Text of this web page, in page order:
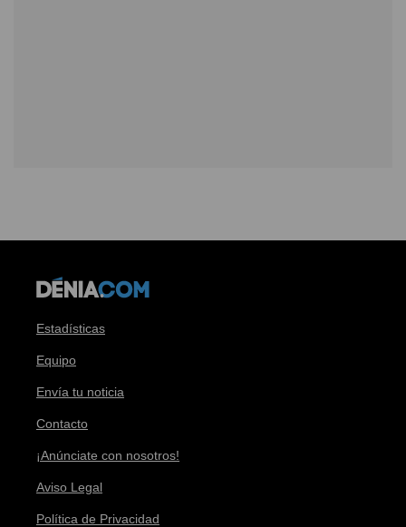
Estadísticas
Equipo
Envía tu noticia
Contacto
¡Anúnciate con nosotros!
Aviso Legal
Política de Privacidad